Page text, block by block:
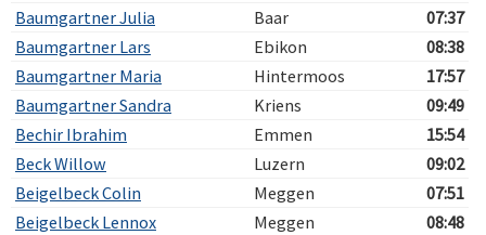
Baumgartner Julia
Baar
07:37
Baumgartner Lars
Ebikon
08:38
Baumgartner Maria
Hintermoos
17:57
Baumgartner Sandra
Kriens
09:49
Bechir Ibrahim
Emmen
15:54
Beck Willow
Luzern
09:02
Beigelbeck Colin
Meggen
07:51
Beigelbeck Lennox
Meggen
08:48